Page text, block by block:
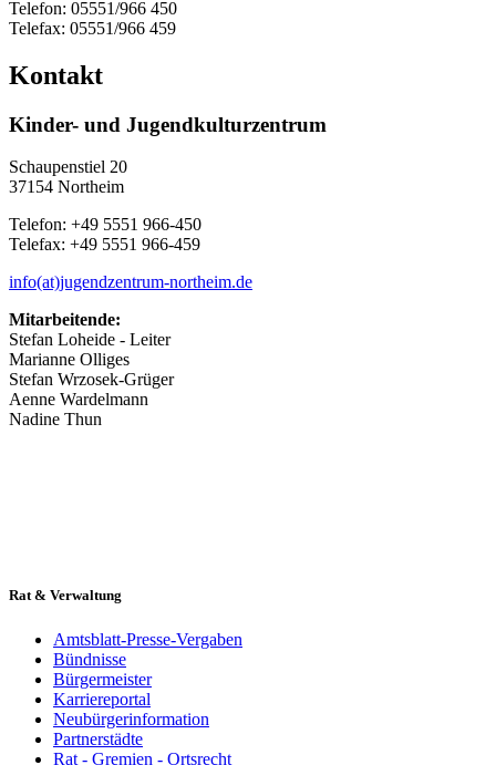
Telefon: 05551/966 450
Telefax: 05551/966 459
Kontakt
Kinder- und Jugendkulturzentrum
Schaupenstiel 20
37154 Northeim
Telefon: +49 5551 966-450
Telefax: +49 5551 966-459
info(at)jugendzentrum-northeim.de
Mitarbeitende:
Stefan Loheide - Leiter
Marianne Olliges
Stefan Wrzosek-Grüger
Aenne Wardelmann
Nadine Thun
Rat & Verwaltung
Amtsblatt-Presse-Vergaben
Bündnisse
Bürgermeister
Karriereportal
Neubürgerinformation
Partnerstädte
Rat - Gremien - Ortsrecht